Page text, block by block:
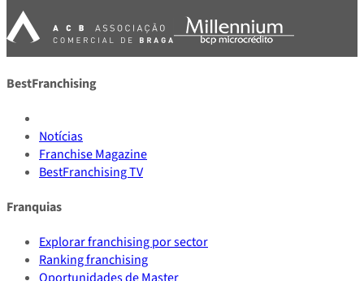
BestFranchising
Notícias
Franchise Magazine
BestFranchising TV
Franquias
Explorar franchising por sector
Ranking franchising